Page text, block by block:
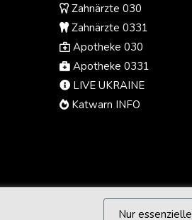
Nur essenzielle
Zahnärzte 030
Zahnärzte 0331
Apotheke 030
Apotheke 0331
LIVE UKRAINE
Katwarn INFO